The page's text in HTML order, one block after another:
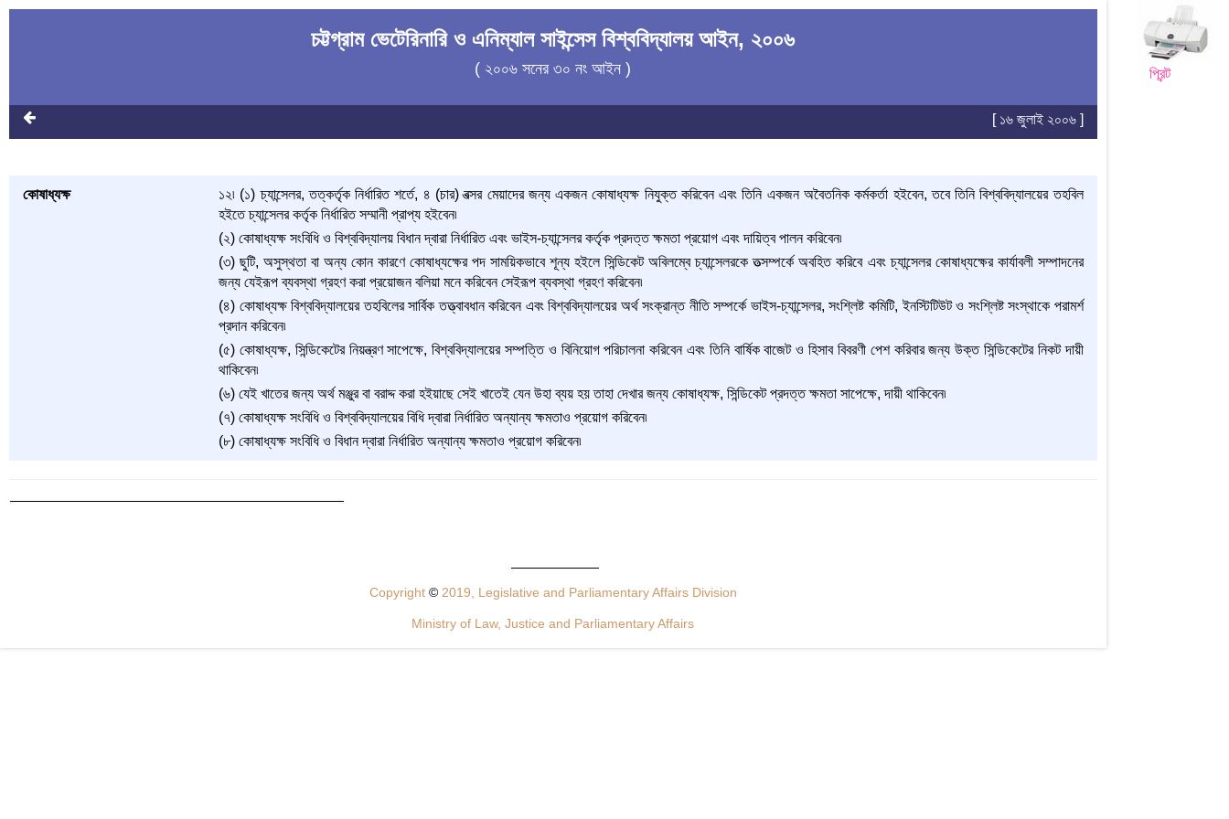
প্রিন্ট
চট্টগ্রাম ভেটেরিনারি ও এনিম্যাল সাইন্সেস বিশ্ববিদ্যালয় আইন, ২০০৬
( ২০০৬ সনের ৩০ নং আইন )
[ ১৬ জুলাই ২০০৬ ]
কোষাধ্যক্ষ
১২৷ (১) চ্যান্সেলর, তত্কর্তৃক নির্ধারিত শর্তে, ৪ (চার) বত্সর মেয়াদের জন্য একজন কোষাধ্যক্ষ নিযুক্ত করিবেন এবং তিনি একজন অবৈতনিক কর্মকর্তা হইবেন, তবে তিনি বিশ্ববিদ্যালয়ের তহবিল
হইতে চ্যান্সেলর কর্তৃক নির্ধারিত সম্মানী প্রাপ্য হইবেন৷
(২) কোষাধ্যক্ষ সংবিধি ও বিশ্ববিদ্যালয় বিধান দ্বারা নির্ধারিত এবং ভাইস-চ্যান্সেলর কর্তৃক প্রদত্ত ক্ষমতা প্রয়োগ এবং দায়িত্ব পালন করিবেন৷
(৩) ছুটি, অসুস্থতা বা অন্য কোন কারণে কোষাধ্যক্ষের পদ সাময়িকভাবে শূন্য হইলে সিন্ডিকেট অবিলম্বে চ্যান্সেলরকে তত্সম্পর্কে অবহিত করিবে এবং চ্যান্সেলর কোষাধ্যক্ষের কার্যাবলী সম্পাদনের
জন্য যেইরূপ ব্যবস্থা গ্রহণ করা প্রয়োজন বলিয়া মনে করিবেন সেইরূপ ব্যবস্থা গ্রহণ করিবেন৷
(৪) কোষাধ্যক্ষ বিশ্ববিদ্যালয়ের তহবিলের সার্বিক তত্ত্বাবধান করিবেন এবং বিশ্ববিদ্যালয়ের অর্থ সংক্রান্ত নীতি সম্পর্কে ভাইস-চ্যান্সেলর, সংশ্লিষ্ট কমিটি, ইনস্টিটিউট ও সংশ্লিষ্ট সংস্থাকে পরামর্শ
প্রদান করিবেন৷
(৫) কোষাধ্যক্ষ, সিন্ডিকেটের নিয়ন্ত্রণ সাপেক্ষে, বিশ্ববিদ্যালয়ের সম্পত্তি ও বিনিয়োগ পরিচালনা করিবেন এবং তিনি বার্ষিক বাজেট ও হিসাব বিবরণী পেশ করিবার জন্য উক্ত সিন্ডিকেটের নিকট দায়ী
থাকিবেন৷
(৬) যেই খাতের জন্য অর্থ মঞ্জুর বা বরাদ্দ করা হইয়াছে সেই খাতেই যেন উহা ব্যয় হয় তাহা দেখার জন্য কোষাধ্যক্ষ, সিন্ডিকেট প্রদত্ত ক্ষমতা সাপেক্ষে, দায়ী থাকিবেন৷
(৭) কোষাধ্যক্ষ সংবিধি ও বিশ্ববিদ্যালয়ের বিধি দ্বারা নির্ধারিত অন্যান্য ক্ষমতাও প্রয়োগ করিবেন৷
(৮) কোষাধ্যক্ষ সংবিধি ও বিধান দ্বারা নির্ধারিত অন্যান্য ক্ষমতাও প্রয়োগ করিবেন৷
Copyright ©2019, Legislative and Parliamentary Affairs Division
Ministry of Law, Justice and Parliamentary Affairs